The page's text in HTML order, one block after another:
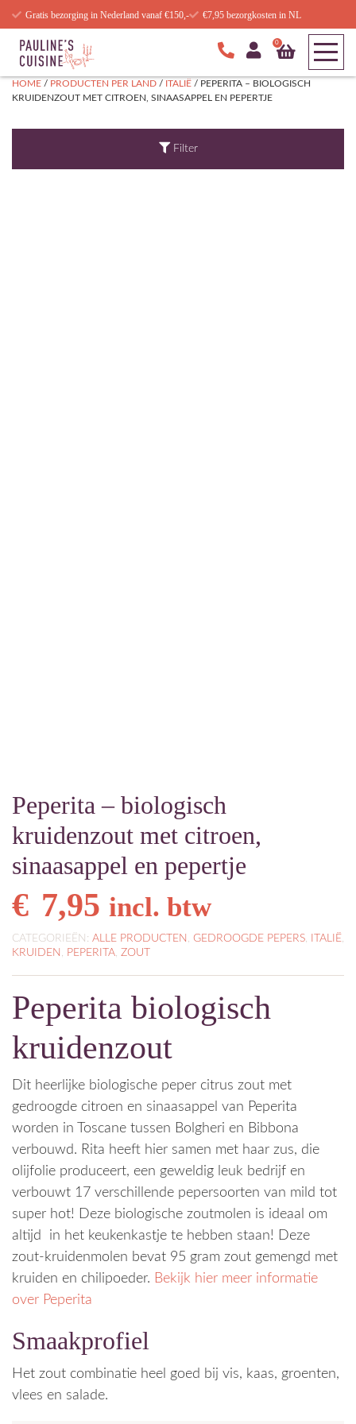
Gratis bezorging in Nederland vanaf €150,- €7,95 bezorgkosten in NL
0
HOME / PRODUCTEN PER LAND / ITALIË / PEPERITA – BIOLOGISCH
KRUIDENZOUT MET CITROEN, SINAASAPPEL EN PEPERTJE
Filter
Peperita – biologisch
kruidenzout met citroen,
sinaasappel en pepertje
€ 7,95 incl. btw
CATEGORIEËN: ALLE PRODUCTEN , GEDROOGDE PEPERS, ITALIË,
KRUIDEN , PEPERITA, ZOUT
Peperita biologisch
kruidenzout
Dit heerlijke biologische peper citrus zout met
gedroogde citroen en sinaasappel van Peperita
worden in Toscane tussen Bolgheri en Bibbona
verbouwd. Rita heeft hier samen met haar zus, die
olijfolie produceert, een geweldig leuk bedrijf en
verbouwt 17 verschillende pepersoorten van mild tot
super hot! Deze biologische zoutmolen is ideaal om
altijd in het keukenkastje te hebben staan! Deze
zout-kruidenmolen bevat 95 gram zout gemengd met
kruiden en chilipoeder. Bekijk hier meer informatie
over Peperita
Smaakprofiel
Het zout combinatie heel goed bij vis, kaas, groenten,
vlees en salade.